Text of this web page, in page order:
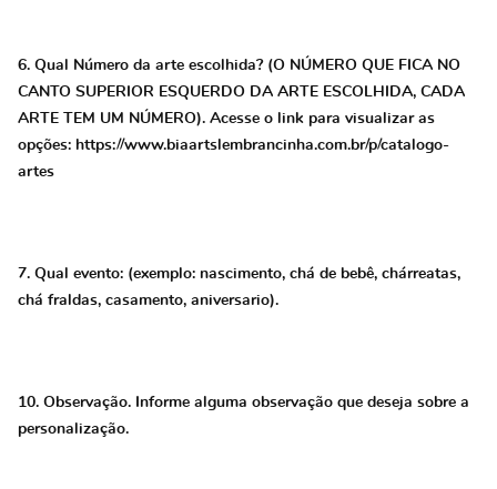
6. Qual Número da arte escolhida? (O NÚMERO QUE FICA NO
CANTO SUPERIOR ESQUERDO DA ARTE ESCOLHIDA, CADA
ARTE TEM UM NÚMERO). Acesse o link para visualizar as
opções: https://www.biaartslembrancinha.com.br/p/catalogo-
artes
7. Qual evento: (exemplo: nascimento, chá de bebê, chárreatas,
chá fraldas, casamento, aniversario).
10. Observação. Informe alguma observação que deseja sobre a
personalização.